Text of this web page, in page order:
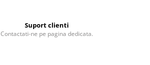
Suport clienti
Contactati-ne pe pagina dedicata.